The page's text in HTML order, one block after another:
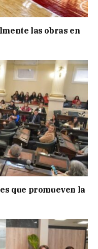
las obras en
que promueven la